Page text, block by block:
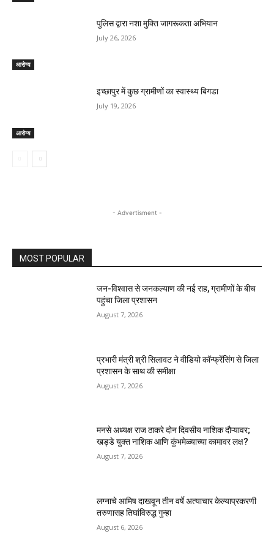
आरोग्य
पुलिस द्वारा नशा मुक्ति जागरूकता अभियान
July 26, 2026
आरोग्य
इच्छापुर में कुछ ग्रामीणों का स्वास्थ्य बिगडा
July 19, 2026
- Advertisment -
MOST POPULAR
जन-विश्वास से जनकल्याण की नई राह, ग्रामीणों के बीच
पहुंचा जिला प्रशासन
August 7, 2026
प्रभारी मंत्री श्री सिलावट ने वीडियो कॉन्फ्रेंसिंग से जिला
प्रशासन के साथ की समीक्षा
August 7, 2026
मनसे अध्यक्ष राज ठाकरे दोन दिवसीय नाशिक दौऱ्यावर;
खड्डे युक्त नाशिक आणि कुंभमेळ्याच्या कामावर लक्ष?
August 7, 2026
लग्नाचे आमिष दाखवून तीन वर्षे अत्याचार केल्याप्रकरणी
तरुणासह तिघांविरुद्ध गुन्हा
August 6, 2026